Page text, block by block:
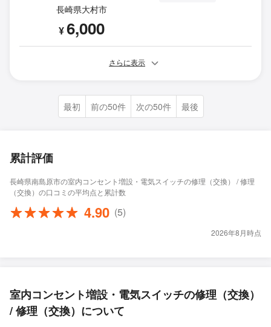
長崎県大村市
¥6,000
さらに表示
最初 前の50件 次の50件 最後
累計評価
長崎県南島原市の室内コンセント増設・電気スイッチの修理（交換） / 修理
（交換）の口コミの平均点と累計数
4.90 (5)
2026年8月時点
室内コンセント増設・電気スイッチの修理（交換）
/ 修理（交換）について